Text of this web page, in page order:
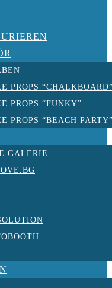
PROPS
PROPS “FUNKY”
PROPS “BEACH
GALERIE